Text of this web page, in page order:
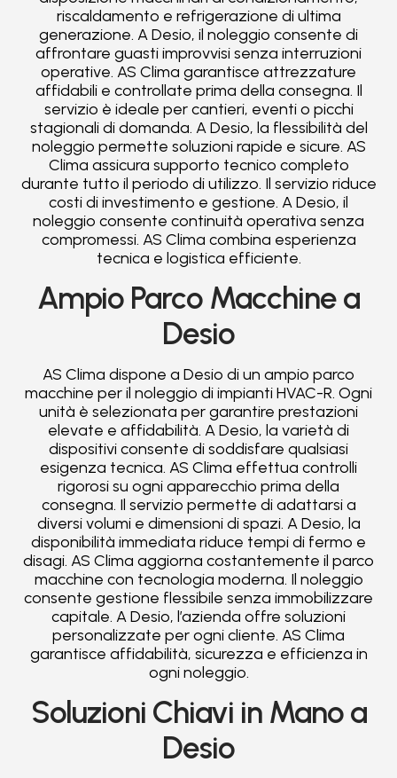
riscaldamento e refrigerazione di ultima
generazione. A Desio, il noleggio consente di
affrontare guasti improvvisi senza interruzioni
operative. AS Clima garantisce attrezzature
affidabili e controllate prima della consegna. Il
servizio è ideale per cantieri, eventi o picchi
stagionali di domanda. A Desio, la flessibilità del
noleggio permette soluzioni rapide e sicure. AS
Clima assicura supporto tecnico completo
durante tutto il periodo di utilizzo. Il servizio riduce
costi di investimento e gestione. A Desio, il
noleggio consente continuità operativa senza
compromessi. AS Clima combina esperienza
tecnica e logistica efficiente.
Ampio Parco Macchine a
Desio
AS Clima dispone a Desio di un ampio parco
macchine per il noleggio di impianti HVAC-R. Ogni
unità è selezionata per garantire prestazioni
elevate e affidabilità. A Desio, la varietà di
dispositivi consente di soddisfare qualsiasi
esigenza tecnica. AS Clima effettua controlli
rigorosi su ogni apparecchio prima della
consegna. Il servizio permette di adattarsi a
diversi volumi e dimensioni di spazi. A Desio, la
disponibilità immediata riduce tempi di fermo e
disagi. AS Clima aggiorna costantemente il parco
macchine con tecnologia moderna. Il noleggio
consente gestione flessibile senza immobilizzare
capitale. A Desio, l’azienda offre soluzioni
personalizzate per ogni cliente. AS Clima
garantisce affidabilità, sicurezza e efficienza in
ogni noleggio.
Soluzioni Chiavi in Mano a
Desio